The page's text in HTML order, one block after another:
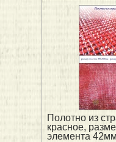
Полотно из
красное,
элемента